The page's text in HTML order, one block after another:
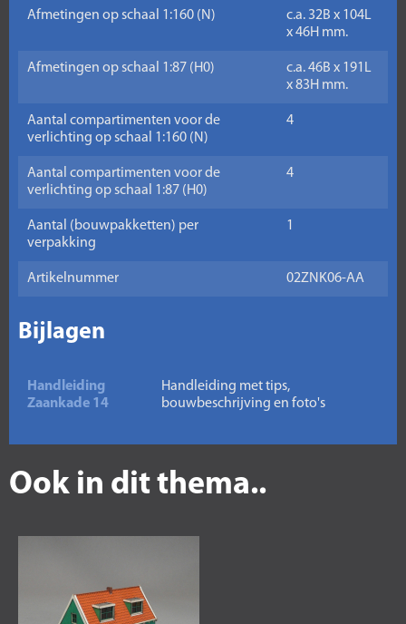
Afmetingen op schaal 1:160 (N)
c.a. 32B x 104L
x 46H mm.
Afmetingen op schaal 1:87 (H0)
c.a. 46B x 191L
x 83H mm.
Aantal compartimenten voor de
verlichting op schaal 1:160 (N)
4
Aantal compartimenten voor de
verlichting op schaal 1:87 (H0)
4
Aantal (bouwpakketten) per
verpakking
1
Artikelnummer 02ZNK06-AA
Bijlagen
Handleiding
Zaankade 14
Handleiding met tips,
bouwbeschrijving en foto's
Ook in dit thema..